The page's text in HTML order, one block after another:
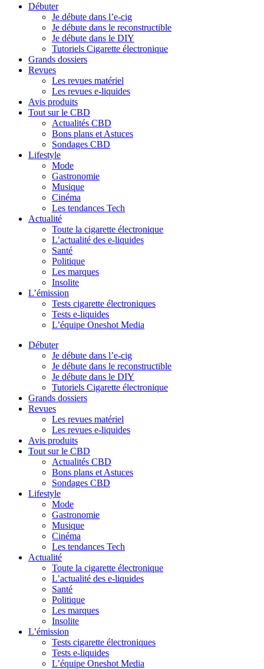
Débuter
Je débute dans l’e-cig
Je débute dans le reconstructible
Je débute dans le DIY
Tutoriels Cigarette électronique
Grands dossiers
Revues
Les revues matériel
Les revues e-liquides
Avis produits
Tout sur le CBD
Actualités CBD
Bons plans et Astuces
Sondages CBD
Lifestyle
Mode
Gastronomie
Musique
Cinéma
Les tendances Tech
Actualité
Toute la cigarette électronique
L’actualité des e-liquides
Santé
Politique
Les marques
Insolite
L’émission
Tests cigarette électroniques
Tests e-liquides
L’équipe Oneshot Media
Débuter
Je débute dans l’e-cig
Je débute dans le reconstructible
Je débute dans le DIY
Tutoriels Cigarette électronique
Grands dossiers
Revues
Les revues matériel
Les revues e-liquides
Avis produits
Tout sur le CBD
Actualités CBD
Bons plans et Astuces
Sondages CBD
Lifestyle
Mode
Gastronomie
Musique
Cinéma
Les tendances Tech
Actualité
Toute la cigarette électronique
L’actualité des e-liquides
Santé
Politique
Les marques
Insolite
L’émission
Tests cigarette électroniques
Tests e-liquides
L’équipe Oneshot Media